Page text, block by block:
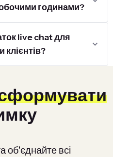
годинами?
live chat для
об'єднайте всі